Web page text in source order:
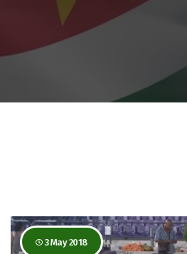
3 May 2018